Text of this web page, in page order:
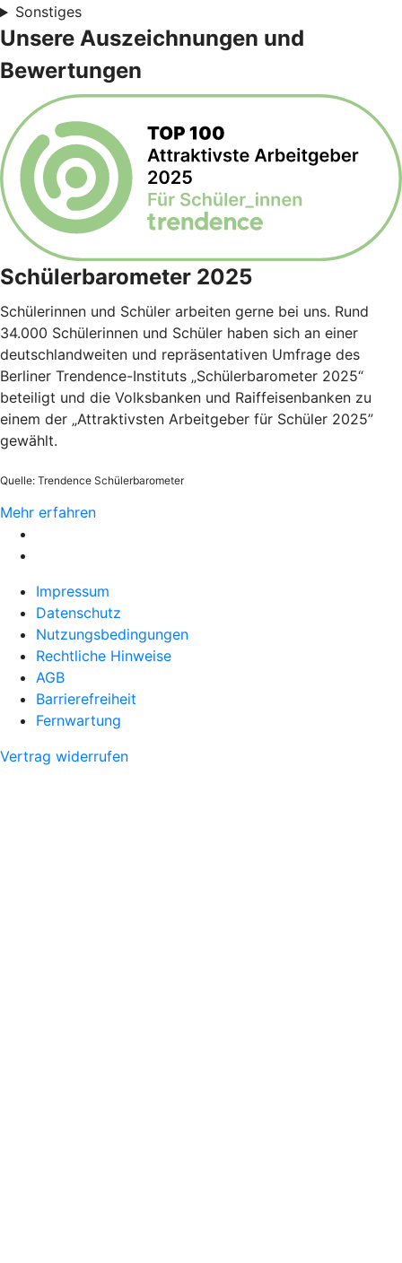
Sonstiges
Unsere Auszeichnungen und
Bewertungen
Schülerbarometer 2025
Schülerinnen und Schüler arbeiten gerne bei uns. Rund
34.000 Schülerinnen und Schüler haben sich an einer
deutschlandweiten und repräsentativen Umfrage des
Berliner Trendence-Instituts „Schülerbarometer 2025“
beteiligt und die Volksbanken und Raiffeisenbanken zu
einem der „Attraktivsten Arbeitgeber für Schüler 2025”
gewählt.
Quelle: Trendence Schülerbarometer
Mehr erfahren
Impressum
Datenschutz
Nutzungsbedingungen
Rechtliche Hinweise
AGB
Barrierefreiheit
Fernwartung
Vertrag widerrufen